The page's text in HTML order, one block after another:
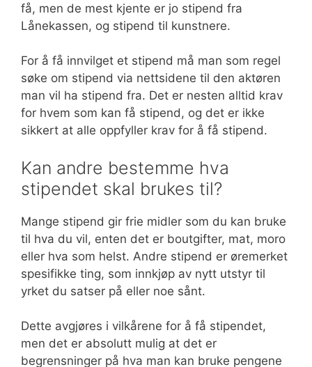
få, men de mest kjente er jo stipend fra
Lånekassen, og stipend til kunstnere.
For å få innvilget et stipend må man som regel
søke om stipend via nettsidene til den aktøren
man vil ha stipend fra. Det er nesten alltid krav
for hvem som kan få stipend, og det er ikke
sikkert at alle oppfyller krav for å få stipend.
Kan andre bestemme hva
stipendet skal brukes til?
Mange stipend gir frie midler som du kan bruke
til hva du vil, enten det er boutgifter, mat, moro
eller hva som helst. Andre stipend er øremerket
spesifikke ting, som innkjøp av nytt utstyr til
yrket du satser på eller noe sånt.
Dette avgjøres i vilkårene for å få stipendet,
men det er absolutt mulig at det er
begrensninger på hva man kan bruke pengene